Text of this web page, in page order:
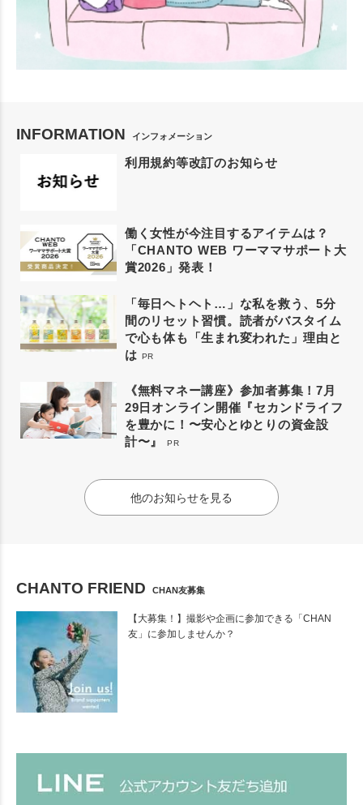
INFORMATION インフォメーション
利用規約等改訂のお知らせ
働く女性が今注目するアイテムは？
「CHANTO WEB ワーママサポート大
賞2026」発表！
「毎日ヘトヘト…」な私を救う、5分
間のリセット習慣。読者がバスタイム
で心も体も「生まれ変われた」理由と
は PR
《無料マネー講座》参加者募集！7月
29日オンライン開催『セカンドライフ
を豊かに！〜安心とゆとりの資金設
計〜』
PR
他のお知らせを見る
CHANTO FRIEND CHAN友募集
【大募集！】撮影や企画に参加できる「CHAN
友」に参加しませんか？